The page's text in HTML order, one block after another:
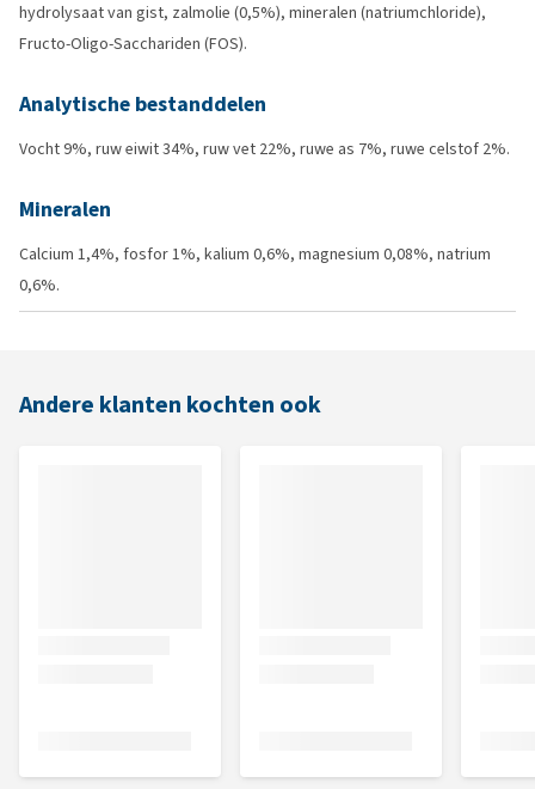
hydrolysaat van gist, zalmolie (0,5%), mineralen (natriumchloride),
Fructo-Oligo-Sacchariden (FOS).
Analytische bestanddelen
Vocht 9%, ruw eiwit 34%, ruw vet 22%, ruwe as 7%, ruwe celstof 2%.
Mineralen
Calcium 1,4%, fosfor 1%, kalium 0,6%, magnesium 0,08%, natrium
0,6%.
Andere klanten kochten ook